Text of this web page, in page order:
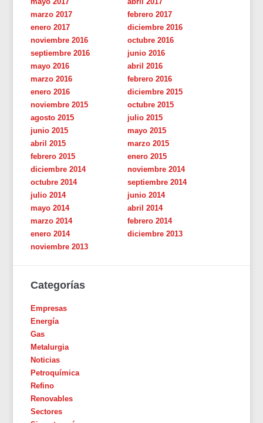
marzo 2017
febrero 2017
enero 2017
diciembre 2016
noviembre 2016
octubre 2016
septiembre 2016
junio 2016
mayo 2016
abril 2016
marzo 2016
febrero 2016
enero 2016
diciembre 2015
noviembre 2015
octubre 2015
agosto 2015
julio 2015
junio 2015
mayo 2015
abril 2015
marzo 2015
febrero 2015
enero 2015
diciembre 2014
noviembre 2014
octubre 2014
septiembre 2014
julio 2014
junio 2014
mayo 2014
abril 2014
marzo 2014
febrero 2014
enero 2014
diciembre 2013
noviembre 2013
Categorías
Empresas
Energía
Gas
Metalurgia
Noticias
Petroquímica
Refino
Renovables
Sectores